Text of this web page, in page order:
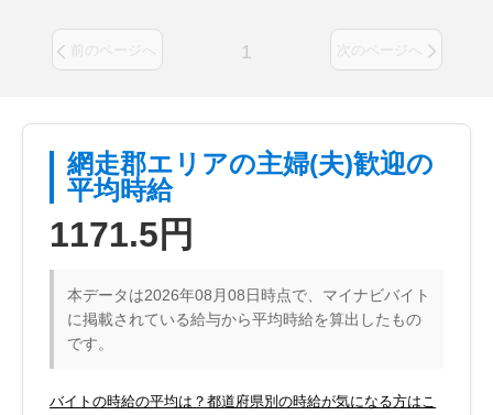
前のページへ 1 次のページへ
網走郡エリアの主婦(夫)歓迎の
平均時給
1171.5円
本データは2026年08月08日時点で、マイナビバイト
に掲載されている給与から平均時給を算出したもの
です。
バイトの時給の平均は？都道府県別の時給が気になる方はこ